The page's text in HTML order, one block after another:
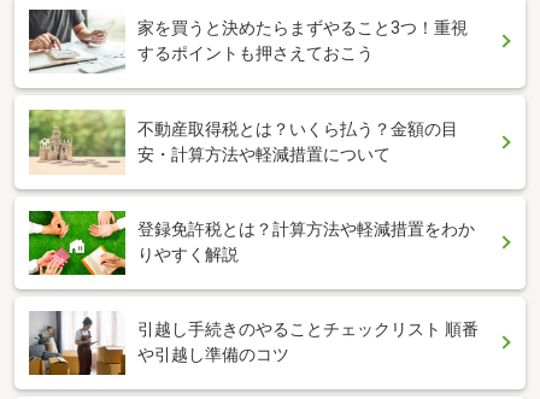
家を買うと決めたらまずやること3つ！重視
するポイントも押さえておこう
不動産取得税とは？いくら払う？金額の目
安・計算方法や軽減措置について
登録免許税とは？計算方法や軽減措置をわか
りやすく解説
引越し手続きのやることチェックリスト 順番
や引越し準備のコツ